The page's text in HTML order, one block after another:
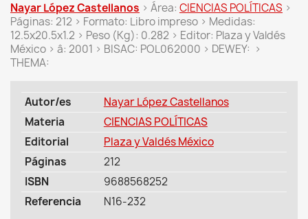
Nayar López Castellanos > Área: CIENCIAS POLÍTICAS >
Páginas: 212 > Formato: Libro impreso > Medidas:
12.5x20.5x1.2 > Peso (Kg): 0.282 > Editor: Plaza y Valdés
México > â: 2001 > BISAC: POL062000 > DEWEY: >
THEMA:
Autor/es
Nayar López Castellanos
Materia
CIENCIAS POLÍTICAS
Editorial
Plaza y Valdés México
Páginas
212
ISBN
9688568252
Referencia
N16-232